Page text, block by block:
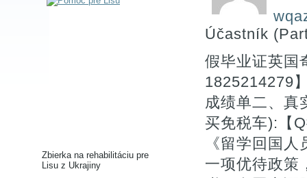
Zbierka na rehabilitáciu pre
Lisu z Ukrajiny
Účastník
假毕业证英国
1825214279
成绩单二、真
买免税车):【
《留学回国
一项优待政策